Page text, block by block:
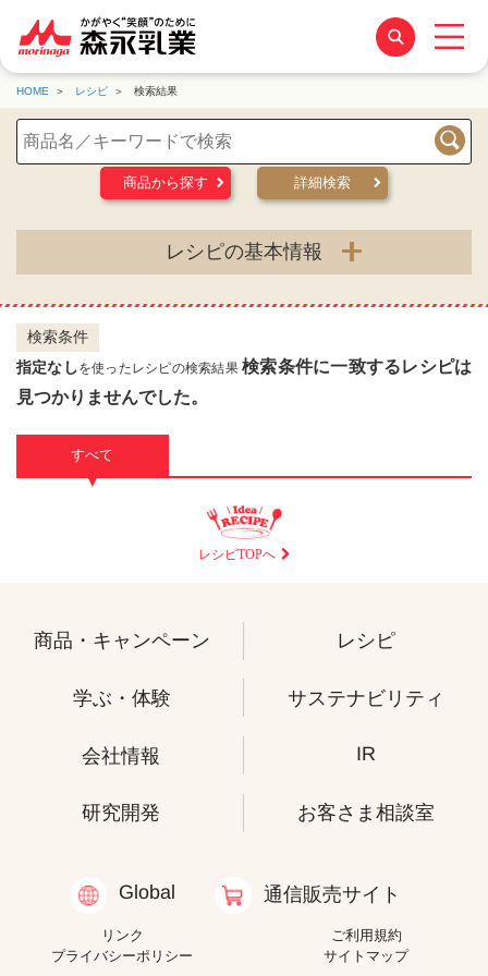
HOME レシピ 検索結果
検索
商品から探す
詳細検索
レシピの基本情報
検索条件
指定なしを使ったレシピの検索結果検索条件に一致するレシピは
見つかりませんでした。
すべて
▼
レシピTOPへ
商品・キャンペーン レシピ
学ぶ・体験 サステナビリティ
会社情報 IR
研究開発 お客さま相談室
Global 通信販売サイト
リンク
ご利用規約
プライバシーポリシー
サイトマップ